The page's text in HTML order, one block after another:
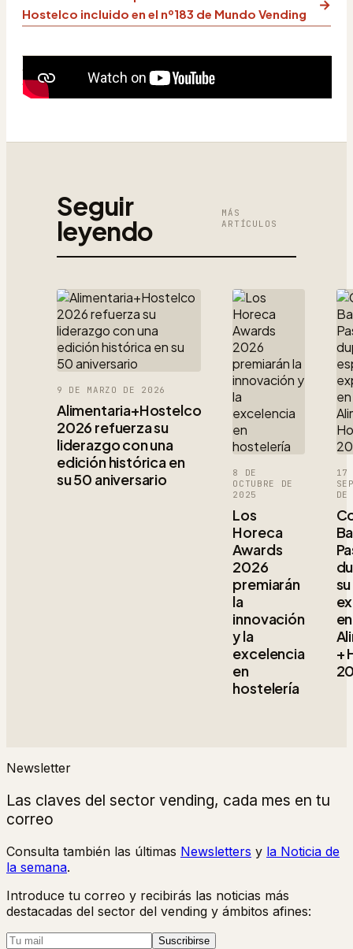
Hostelco incluido en el nº183 de Mundo Vending
→
Seguir
leyendo
MÁS
ARTÍCULOS
9 DE MARZO DE 2026
Alimentaria+Hostelco
2026 refuerza su
liderazgo con una
edición histórica en
su 50 aniversario
8 DE
OCTUBRE DE
2025
Los
Horeca
Awards
2026
premiarán
la
innovación
y la
excelencia
en
hostelería
17
en
+
Newsletter
Las claves del sector vending, cada mes en tu
correo
Consulta también las últimas Newsletters y la Noticia de
la semana.
Introduce tu correo y recibirás las noticias más
destacadas del sector del vending y ámbitos afines:
Suscribirse